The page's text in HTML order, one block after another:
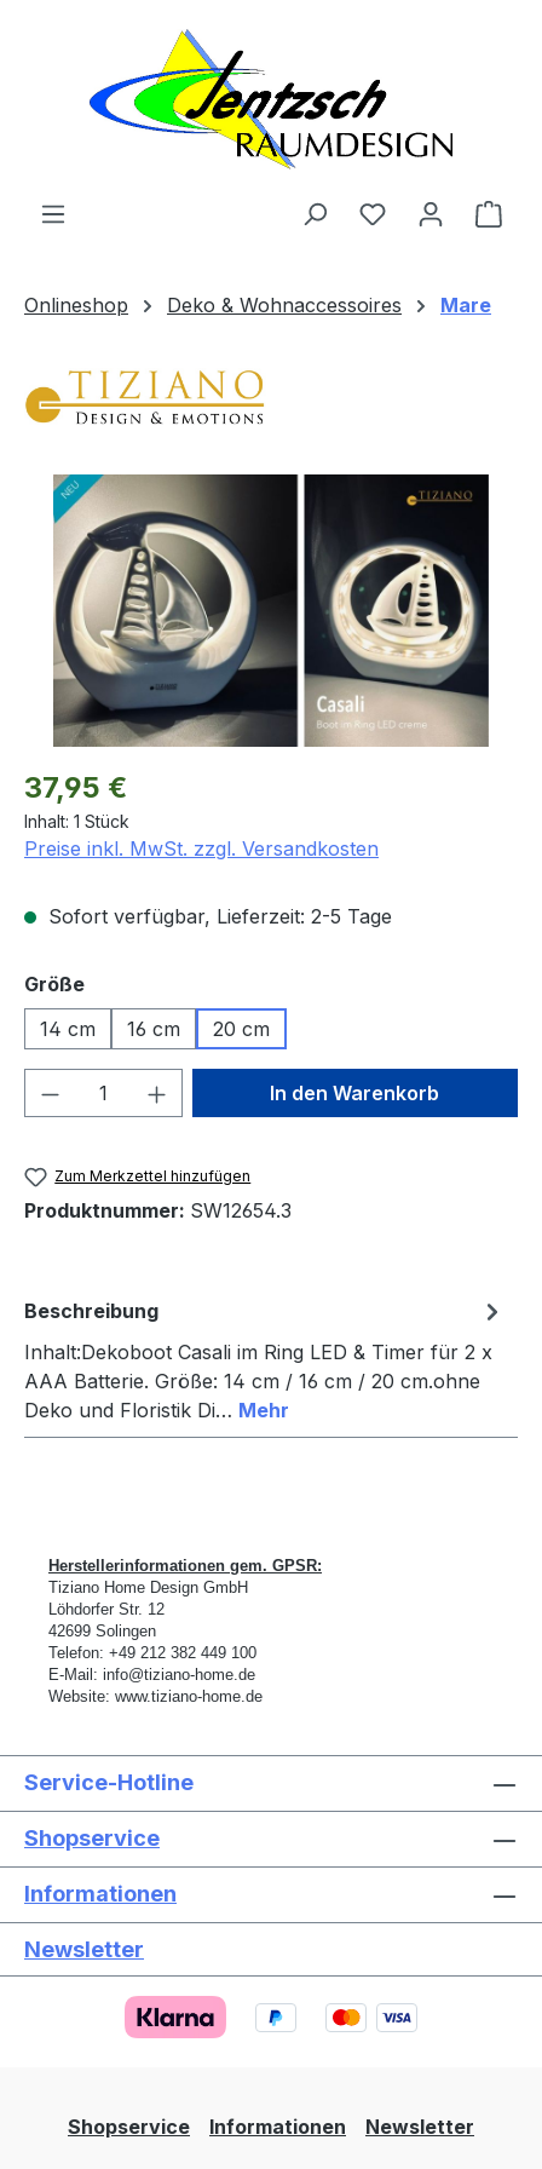
Zum Hauptinhalt springen
Onlineshop Deko & Wohnaccessoires Mare
Bildergalerie überspringen
Regulärer Preis:
37,95 €
Inhalt: 1 Stück
Preise inkl. MwSt. zzgl. Versandkosten
Sofort verfügbar, Lieferzeit: 2-5 Tage
Größeauswählen
14 cm
16 cm 20 cm
Produkt Anzahl: Gib denIn den Warenkorb
Zum Merkzettel hinzufügen
Produktnummer: SW12654.3
Beschreibung
Inhalt:Dekoboot Casali im Ring LED & Timer für 2 x
AAA Batterie. Größe: 14 cm / 16 cm / 20 cm.ohne
Deko und Floristik Di… Mehr
Herstellerinformationen gem. GPSR:
Tiziano Home Design GmbH
öhdorfer Str. 12
42699 Solingen
Telefon: +49 212 382 449 100
E-Mail: info@tiziano-home.de
Website: www.tiziano-home.de
Service-Hotline
Shopservice
Informationen
Newsletter
Shopservice Informationen Newsletter
Text vergrößern
Farben invertieren Monochrom